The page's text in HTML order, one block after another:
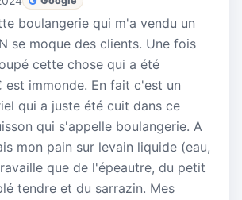
boulangerie qui m'a vendu un
se moque des clients. Une fois
cette chose qui a été
est immonde. En fait c'est un
qui a juste été cuit dans ce
qui s'appelle boulangerie. A
mon pain sur levain liquide (eau,
que de l'épeautre, du petit
tendre et du sarrazin. Mes